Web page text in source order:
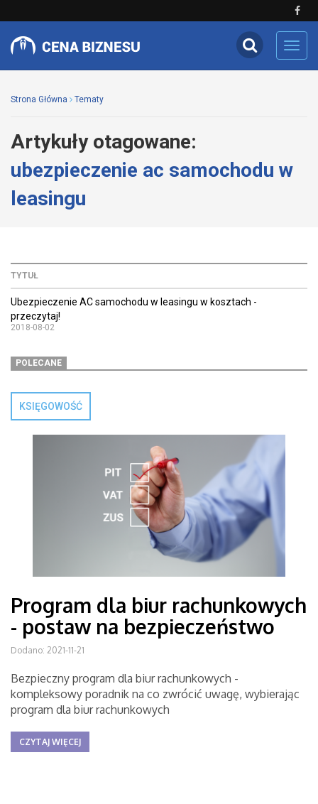
Strona Główna Tematy
Artykuły otagowane:
ubezpieczenie ac samochodu w
leasingu
TYTUŁ
Ubezpieczenie AC samochodu w leasingu w kosztach -
przeczytaj!
2018-08-02
POLECANE
KSIĘGOWOŚĆ
Program dla biur rachunkowych
- postaw na bezpieczeństwo
Dodano: 2021-11-21
Bezpieczny program dla biur rachunkowych -
kompleksowy poradnik na co zwrócić uwagę, wybierając
program dla biur rachunkowych
CZYTAJ WIĘCEJ